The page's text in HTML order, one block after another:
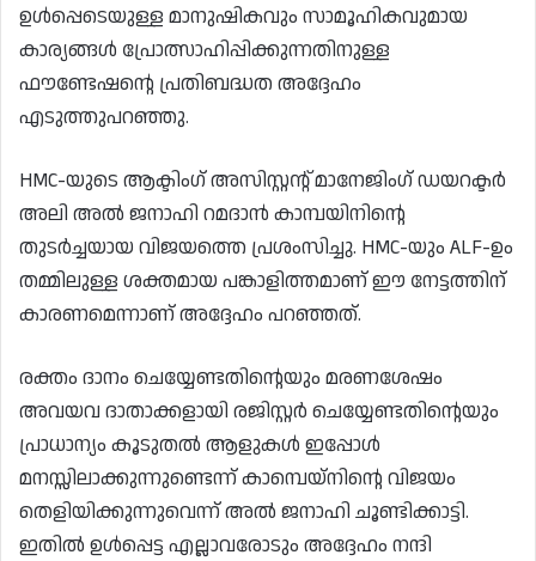
ഉൾപ്പെടെയുള്ള മാനുഷികവും സാമൂഹികവുമായ
കാര്യങ്ങൾ പ്രോത്സാഹിപ്പിക്കുന്നതിനുള്ള
ഫൗണ്ടേഷന്റെ പ്രതിബദ്ധത അദ്ദേഹം
എടുത്തുപറഞ്ഞു.
HMC-യുടെ ആക്ടിംഗ് അസിസ്റ്റന്റ് മാനേജിംഗ് ഡയറക്ടർ
അലി അൽ ജനാഹി റമദാൻ കാമ്പയിനിന്റെ
തുടർച്ചയായ വിജയത്തെ പ്രശംസിച്ചു. HMC-യും ALF-ഉം
തമ്മിലുള്ള ശക്തമായ പങ്കാളിത്തമാണ് ഈ നേട്ടത്തിന്
കാരണമെന്നാണ് അദ്ദേഹം പറഞ്ഞത്.
രക്തം ദാനം ചെയ്യേണ്ടതിന്റെയും മരണശേഷം
അവയവ ദാതാക്കളായി രജിസ്റ്റർ ചെയ്യേണ്ടതിന്റെയും
പ്രാധാന്യം കൂടുതൽ ആളുകൾ ഇപ്പോൾ
മനസ്സിലാക്കുന്നുണ്ടെന്ന് കാമ്പെയ്‌നിന്റെ വിജയം
തെളിയിക്കുന്നുവെന്ന് അൽ ജനാഹി ചൂണ്ടിക്കാട്ടി.
ഇതിൽ ഉൾപ്പെട്ട എല്ലാവരോടും അദ്ദേഹം നന്ദി